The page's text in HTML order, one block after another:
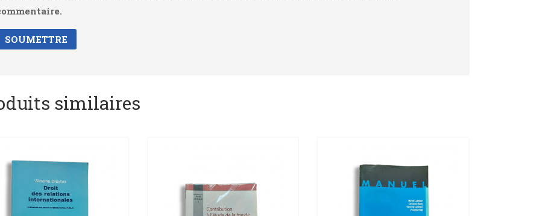
similaires